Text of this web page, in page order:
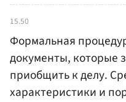
15.50
Формальная
документы, которые
приобщить к делу.
характеристики и